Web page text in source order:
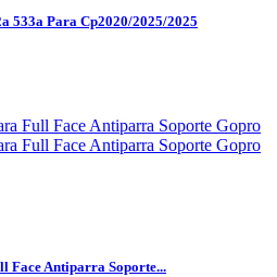
533a Para Cp2020/2025/2025
Face Antiparra Soporte...